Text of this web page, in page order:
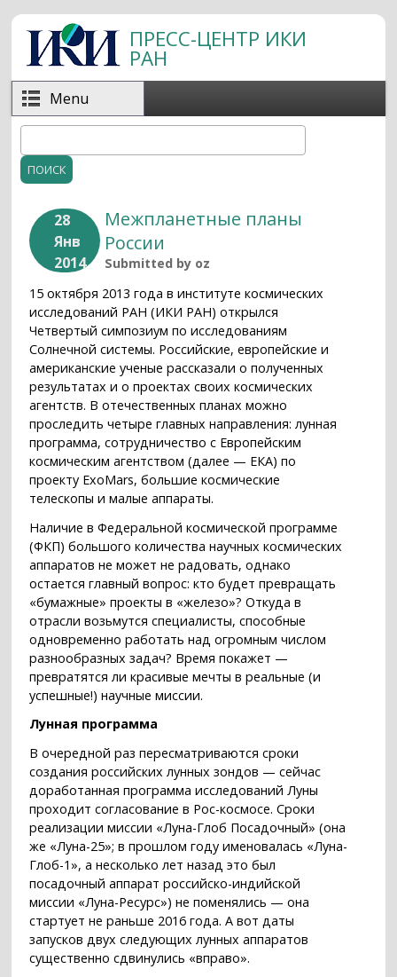
Перейти к основному содержанию
ПРЕСС-ЦЕНТР ИКИ
РАН
Menu
Форма поиска
28
Янв
2014
Межпланетные планы
России
Submitted by oz
15 октября 2013 года в институте космических
исследований РАН (ИКИ РАН) открылся
Четвертый симпозиум по исследованиям
Солнечной системы. Российские, европейские и
американские ученые рассказали о полученных
результатах и о проектах своих космических
агентств. В отечественных планах можно
проследить четыре главных направления: лунная
программа, сотрудничество с Европейским
космическим агентством (далее — ЕКА) по
проекту ExoMars, большие космические
телескопы и малые аппараты.
Наличие в Федеральной космической программе
(ФКП) большого количества научных космических
аппаратов не может не радовать, однако
остается главный вопрос: кто будет превращать
«бумажные» проекты в «железо»? Откуда в
отрасли возьмутся специалисты, способные
одновременно работать над огромным числом
разнообразных задач? Время покажет —
превратятся ли красивые мечты в реальные (и
успешные!) научные миссии.
Лунная программа
В очередной раз пересматриваются сроки
создания российских лунных зондов — сейчас
доработанная программа исследований Луны
проходит согласование в Рос-космосе. Сроки
реализации миссии «Луна-Глоб Посадочный» (она
же «Луна-25»; в прошлом году именовалась «Луна-
Глоб-1», а несколько лет назад это был
посадочный аппарат российско-индийской
миссии «Луна-Ресурс») не поменялись — она
стартует не раньше 2016 года. А вот даты
запусков двух следующих лунных аппаратов
существенно сдвинулись «вправо».